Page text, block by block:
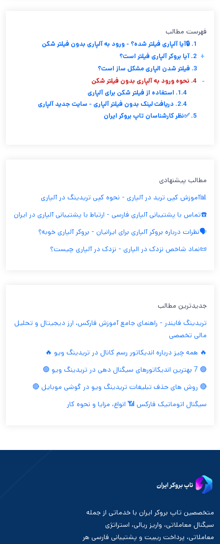
فهرست مطالب
1. 🔒آیا آلپاری فیلتر شده؟ - ورود به آلپاری بدون فیلتر شکن
2. آیا بروکر آلپاری فیلتر است؟ +
3. فیلتر شدن الپاری مشکل ساز است؟
4. نحوه ورود به آلپاری بدون فیلتر شکن
-
1.4. استفاده از فیلتر شکن برای آلپاری
2.4. دریافت لینک بدون فیلتر آلپاری - سایت جدید آلپاری
5. ✅نظر کارشناسان تاپ بروکر ایران
مطالب پیشنهادی
📊آموزش کپی ترید در آلپاری - نحوه کپی تریدینگ در آلپاری
☎️تماس با پشتیبانی آلپاری فارسی - ارتباط با پشتیبانی آلپاری در ایران
🗣️نظرات درباره بروکر آلپاری برای ایرانیان - بروکر آلپاری خوبه؟
📜نماد شاخص نزدک در الپاری - نزدک در آلپاری چیست؟
جدیدترین مطالب
تریدینگ فایندر - راهنمای جامع آموزش فارکس، ارز دیجیتال و تحلیل
مالی تخصصی
🔥 همه چیز درباره اندیکاتور رسم کانال در تریدینگ ویو 🔥
🟢 7 بهترین اندیکاتورهای سیگنال دهی در تریدینگ ویو 🟢
🔴 روش های حذف تبلیغات تریدینگ ویو در گوشی موبایل 🔴
سیگنال اتوماتیک فارکس 📶 انواع، مزایا و نحوه کار
متخصصین تاپ بروکر ایران با خدماتی از جمله
سیگنال معاملاتی، واریز ریالی، استراتژی
معاملاتی، پرداخت ریبیت و پشتیبانی فارسی هر